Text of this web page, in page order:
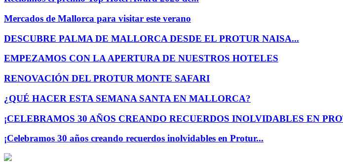
Mercados de Mallorca para visitar este verano
DESCUBRE PALMA DE MALLORCA DESDE EL PROTUR NAISA...
EMPEZAMOS CON LA APERTURA DE NUESTROS HOTELES
RENOVACIÓN DEL PROTUR MONTE SAFARI
¿QUÉ HACER ESTA SEMANA SANTA EN MALLORCA?
¡CELEBRAMOS 30 AÑOS CREANDO RECUERDOS INOLVIDABLES EN
¡Celebramos 30 años creando recuerdos inolvidables en Protur...